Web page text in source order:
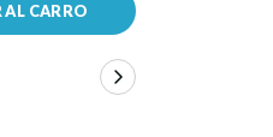
CARRO